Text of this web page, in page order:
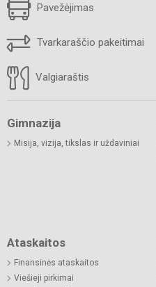
Pavežėjimas
Tvarkaraščio pakeitimai
Valgiaraštis
Gimnazija
Misija, vizija, tikslas ir uždaviniai
Ataskaitos
Finansinės ataskaitos
Viešieji pirkimai